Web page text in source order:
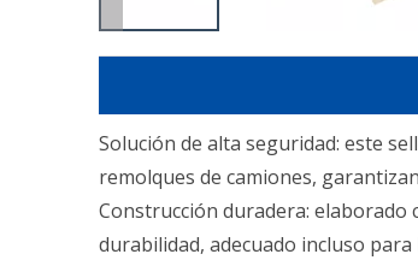
Solución de alta seguridad: este
remolques de camiones,
Construcción duradera: elaborado
durabilidad, adecuado incluso